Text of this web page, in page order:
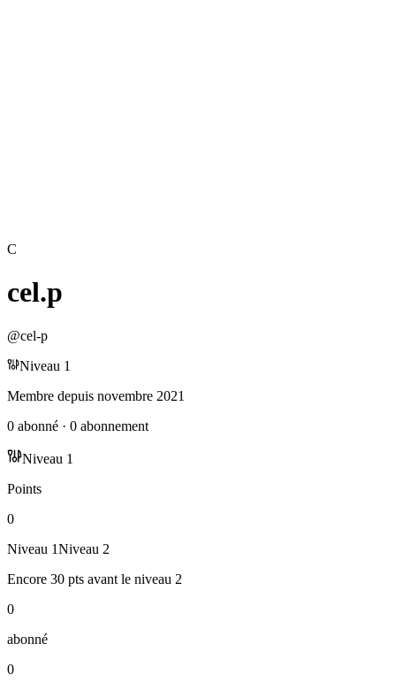
C
cel.p
@cel-p
Niveau 1
Membre depuis novembre 2021
0 abonné · 0 abonnement
Niveau 1
Points
0
Niveau 1Niveau 2
Encore 30 pts avant le niveau 2
0
abonné
0